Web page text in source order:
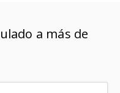
a más de